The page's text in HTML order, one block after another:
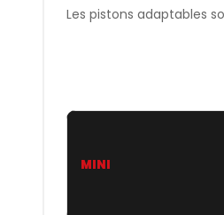
Les pistons adaptables
MINI